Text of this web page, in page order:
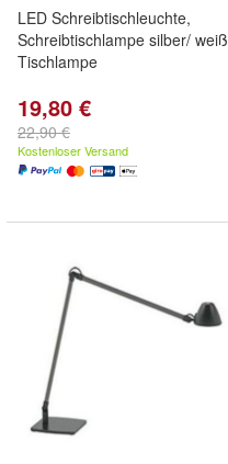
LED Schreibtischleuchte,
Schreibtischlampe silber/ weiß
Tischlampe
19,80 €
22,90 €
Kostenloser Versand